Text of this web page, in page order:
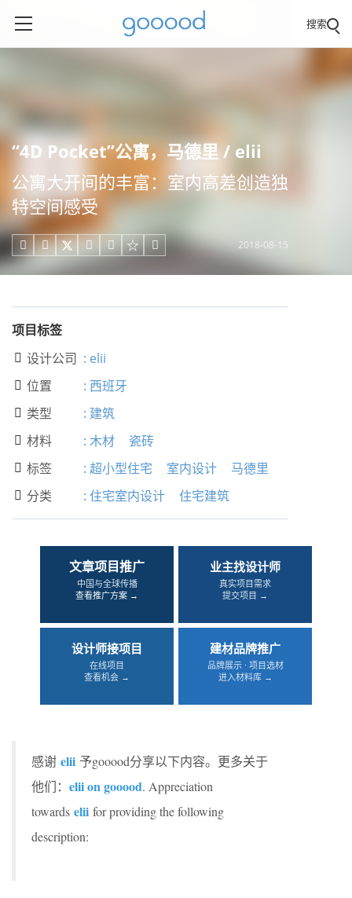
搜索
“4D Pocket”公寓，马德里 / elii
公寓大开间的丰富：室内高差创造独
特空间感受
     2018-08-15
项目标签
 设计公司 : elii
 位置 : 西班牙
 类型 : 建筑
 材料 : 木材 瓷砖
 标签 : 超小型住宅 室内设计 马德里
 分类 : 住宅室内设计 住宅建筑
文章项目推广
中国与全球传播
查看推广方案 →
业主找设计师
真实项目需求
提交项目 →
设计师接项目
在线项目
查看机会 →
建材品牌推广
品牌展示 · 项目选材
进入材料库 →
感谢 elii 予gooood分享以下内容。更多关于
他们： elii on gooood. Appreciation
towards elii for providing the following
description: